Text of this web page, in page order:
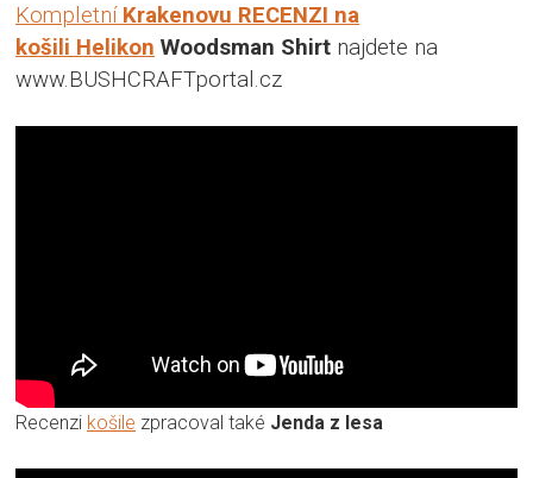
Kompletní Krakenovu RECENZI na
košili Helikon Woodsman Shirt najdete na
www.BUSHCRAFTportal.cz
Recenzi košile zpracoval také Jenda z lesa